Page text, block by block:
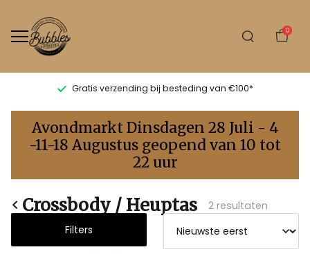
0
Gratis verzending bij besteding van €100*
Borst/Buik
tas
-
Bubbles
Sluis
Avondmarkt Dinsdagen 28 Juli - 4
-11-18 Augustus geopend van 10 tot
22 uur
Crossbody / Heuptas
2 resultaten
Filters